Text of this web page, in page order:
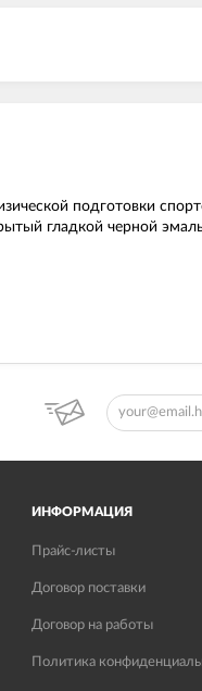
подготовки
гладкой черной
ИНФОРМАЦИЯ
Прайс-листы
Договор поставки
Договор на работы
Политика